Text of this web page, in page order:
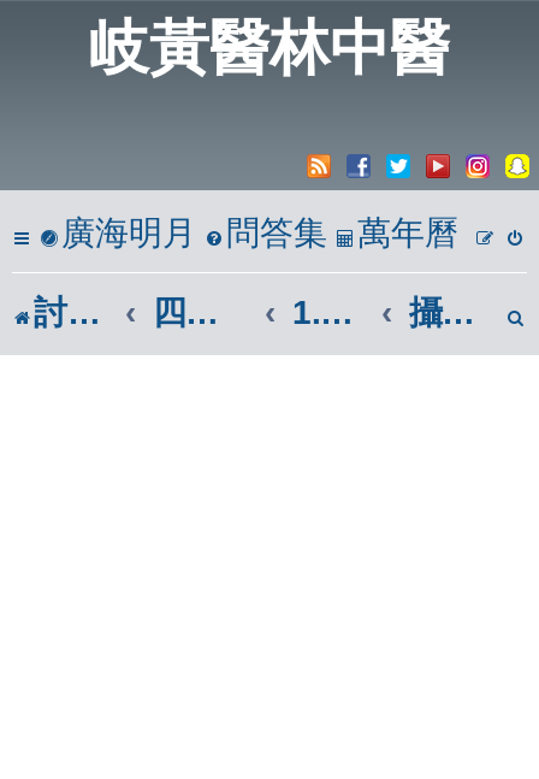
岐黃醫林中醫
廣海明月 問答集 萬年曆
討論區 四、心築情巢 1.時光倒流 攝影、相機